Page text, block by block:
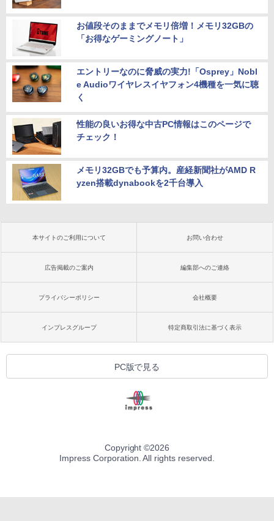
お値段そのままでメモリ倍増！メモリ32GBの
「お得なゲーミングノート」
エントリーなのに脅威の実力!「Osprey」Nobl
e Audioワイヤレスイヤフォン4機種を一気に聴
く
性能の良いお得な中古PC情報はこのページで
チェック！
メモリ32GBでも予算内。産経新聞社がAMD R
yzen搭載dynabookを2千台導入
本サイトのご利用について お問い合わせ
広告掲載のご案内 編集部へのご連絡
プライバシーポリシー 会社概要
インプレスグループ 特定商取引法に基づく表示
PC版で見る
Copyright ©2026
Impress Corporation. All rights reserved.